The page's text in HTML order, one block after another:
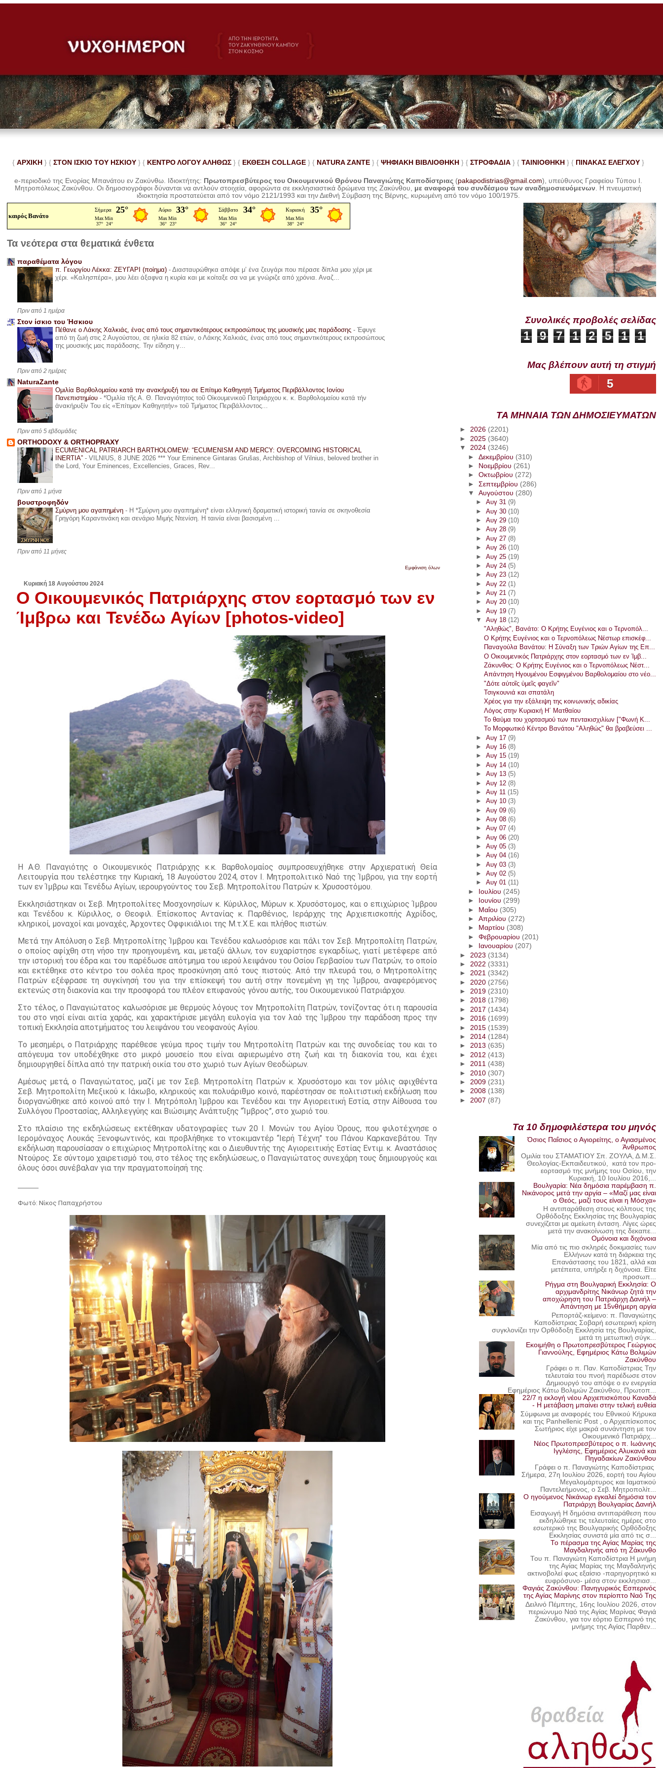
{ ΑΡΧΙΚΗ } { ΣΤΟΝ ΙΣΚΙΟ ΤΟΥ ΗΣΚΙΟΥ } { ΚΕΝΤΡΟ ΛΟΓΟΥ ΑΛΗΘΩΣ } { ΕΚΘΕΣΗ COLLAGE }{ NATURA ZANTE} { ΨΗΦΙΑΚΗ ΒΙΒΛΙΟΘΗΚΗ } { ΣΤΡΟΦΑΔΙΑ } { ΤΑΙΝΙΟΘΗΚΗ } { ΠΙΝΑΚΑΣ ΕΛΕΓΧΟΥ}
e-περιοδικό της Ενορίας Μπανάτου εν Ζακύνθω. Ιδιοκτήτης: Πρωτοπρεσβύτερος του Οικουμενικού Θρόνου Παναγιώτης Καποδίστριας (pakapodistrias@gmail.com), υπεύθυνος Γραφείου Τύπου Ι.
Μητροπόλεως Ζακύνθου.Οι δημοσιογράφοι δύνανται να αντλούν στοιχεία, αφορώντα σε εκκλησιαστικά δρώμενα της Ζακύνθου, με αναφορά του συνδέσμου των αναδημοσιευόμενων . Ηπνευματική
ιδιοκτησία προστατεύεται από τον νόμο 2121/1993 και την Διεθνή Σύμβαση της Βέρνης, κυρωμένη από τον νόμο 100/1975.
καιρός Βανάτο
Τα νεότερα στα θεματικά ένθετα
παραθέματα λόγου
π. Γεωργίου Λέκκα: ΖΕΥΓΑΡΙ (ποίημα) - Διασταυρώθηκα απόψε μ’ ένα ζευγάρι που πέρασε δίπλα μου χέρι με
χέρι. «Καλησπέρα», μου λέει άξαφνα η κυρία και με κοίταξε σα να με γνώριζε από χρόνια. Αναζ...
Πριν από 1 ημέρα
Στον ίσκιο του Ήσκιου
Πέθανε ο Λάκης Χαλκιάς, ένας από τους σημαντικότερους εκπροσώπους της μουσικής μας παράδοσης - Έφυγε
από τη ζωή στις 2 Αυγούστου, σε ηλικία 82 ετών, ο Λάκης Χαλκιάς, ένας από τους σημαντικότερους εκπροσώπους
της μουσικής μας παράδοσης. Την είδηση γ...
Πριν από 2 ημέρες
NaturaZante
Ομιλία Βαρθολομαίου κατά την ανακήρυξή του σε Επίτιμο Καθηγητή Τμήματος Περιβάλλοντος Ιονίου
Πανεπιστημίου - *Ὁμιλία τῆς Α. Θ. Παναγιότητος τοῦ Οἰκουμενικοῦ Πατριάρχου κ. κ. Βαρθολομαίου κατά τήν
ἀνακήρυξίν Του εἰς «Ἐπίτιμον Καθηγητήν» τοῦ Τμήματος Περιβάλλοντος...
Πριν από 5 εβδομάδες
ORTHODOXY & ORTHOPRAXY
ECUMENICAL PATRIARCH BARTHOLOMEW: “ECUMENISM AND MERCY: OVERCOMING HISTORICAL
INERTIA” - VILNIUS, 8 JUNE 2026 *** Your Eminence Gintaras Grušas, Archbishop of Vilnius, beloved brother in
the Lord, Your Eminences, Excellencies, Graces, Rev...
Πριν από 1 μήνα
βουστροφηδόν
Σμύρνη μου αγαπημένη - Η *Σμύρνη μου αγαπημένη* είναι ελληνική δραματική ιστορική ταινία σε σκηνοθεσία
Γρηγόρη Καραντινάκη και σενάριο Μιμής Ντενίση. Η ταινία είναι βασισμένη ...
Πριν από 11 μήνες
Εμφάνιση όλων
Κυριακή 18 Αυγούστου 2024
Ο Οικουμενικός Πατριάρχης στον εορτασμό των εν
Ίμβρω και Τενέδω Αγίων [photos-video]
Η Α.Θ. Παναγιότης ο Οικουμενικός Πατριάρχης κ.κ. Βαρθολομαίος συμπροσευχήθηκε στην Αρχιερατική Θεία
Λειτουργία που τελέστηκε την Κυριακή, 18 Αυγούστου 2024, στον Ι. Μητροπολιτικό Ναό της Ίμβρου, για την εορτή
των εν Ίμβρω και Τενέδω Αγίων, ιερουργούντος του Σεβ. Μητροπολίτου Πατρών κ. Χρυσοστόμου.
Εκκλησιάστηκαν οι Σεβ. Μητροπολίτες Μοσχονησίων κ. Κύριλλος, Μύρων κ. Χρυσόστομος, και ο επιχώριος Ίμβρου
και Τενέδου κ. Κύριλλος, ο Θεοφιλ. Επίσκοπος Αντανίας κ. Παρθένιος, Ιεράρχης της Αρχιεπισκοπής Αχρίδος,
κληρικοί, μοναχοί και μοναχές, Άρχοντες Οφφικιάλιοι της Μ.τ.Χ.Ε. και πλήθος πιστών.
Μετά την Απόλυση ο Σεβ. Μητροπολίτης Ίμβρου και Τενέδου καλωσόρισε και πάλι τον Σεβ. Μητροπολίτη Πατρών,
ο οποίος αφίχθη στη νήσο την προηγουμένη, και, μεταξύ άλλων, τον ευχαρίστησε εγκαρδίως, γιατί μετέφερε από
την ιστορική του έδρα και του παρέδωσε απότμημα του ιερού λειψάνου του Οσίου Γερβασίου των Πατρών, το οποίο
και εκτέθηκε στο κέντρο του σολέα προς προσκύνηση από τους πιστούς. Από την πλευρά του, ο Μητροπολίτης
Πατρών εξέφρασε τη συγκίνησή του για την επίσκεψή του αυτή στην πονεμένη γη της Ίμβρου, αναφερόμενος
εκτενώς στη διακονία και την προσφορά του πλέον επιφανούς γόνου αυτής, του Οικουμενικού Πατριάρχου.
Στο τέλος, ο Παναγιώτατος καλωσόρισε με θερμούς λόγους τον Μητροπολίτη Πατρών, τονίζοντας ότι η παρουσία
του στο νησί είναι αιτία χαράς, και χαρακτήρισε μεγάλη ευλογία για τον λαό της Ίμβρου την παράδοση προς την
τοπική Εκκλησία αποτμήματος του λειψάνου του νεοφανούς Αγίου.
Το μεσημέρι, ο Πατριάρχης παρέθεσε γεύμα προς τιμήν του Μητροπολίτη Πατρών και της συνοδείας του και το
απόγευμα τον υποδέχθηκε στο μικρό μουσείο που είναι αφιερωμένο στη ζωή και τη διακονία του, και έχει
δημιουργηθεί δίπλα από την πατρική οικία του στο χωριό των Αγίων Θεοδώρων.
Αμέσως μετά, ο Παναγιώτατος, μαζί με τον Σεβ. Μητροπολίτη Πατρών κ. Χρυσόστομο και τον μόλις αφιχθέντα
Σεβ. Μητροπολίτη Μεξικού κ. Ιάκωβο, κληρικούς και πολυάριθμο κοινό, παρέστησαν σε πολιτιστική εκδήλωση που
διοργανώθηκε από κοινού από την Ι. Μητρόπολη Ίμβρου και Τενέδου και την Αγιορειτική Εστία, στην Αίθουσα του
Συλλόγου Προστασίας, Αλληλεγγύης και Βιώσιμης Ανάπτυξης “Ίμβρος”, στο χωριό του.
Στο πλαίσιο της εκδηλώσεως εκτέθηκαν υδατογραφίες των 20 Ι. Μονών του Αγίου Όρους, που φιλοτέχνησε ο
Ιερομόναχος Λουκάς Ξενοφωντινός, και προβλήθηκε το ντοκιμαντέρ “Ιερή Τέχνη” του Πάνου Καρκανεβάτου. Την
εκδήλωση παρουσίασαν ο επιχώριος Μητροπολίτης και ο Διευθυντής της Αγιορειτικής Εστίας Εντιμ. κ. Αναστάσιος
Ντούρος. Σε σύντομο χαιρετισμό του, στο τέλος της εκδηλώσεως, ο Παναγιώτατος συνεχάρη τους δημιουργούς και
όλους όσοι συνέβαλαν για την πραγματοποίησή της.
Φωτό: Νίκος Παπαχρήστου
Συνολικές προβολές σελίδας
1 9 7 1 2 5 1 1
Μας βλέπουν αυτή τη στιγμή
5
ΤΑ ΜΗΝΑΙΑ ΤΩΝ ΔΗΜΟΣΙΕΥΜΑΤΩΝ
►2026 (2201)
► 2025 (3640)
▼2024 (3246)
► Δεκεμβρίου (310)
►
Νοεμβρίου (261)
► Οκτωβρίου (272)
► Σεπτεμβρίου (286)
▼ Αυγούστου (280)
► Αυγ 31 (9)
► Αυγ 30 (10)
► Αυγ 29 (10)
► Αυγ 28 (9)
► Αυγ 27 (8)
► Αυγ 26 (10)
► Αυγ 25 (19)
► Αυγ 24 (5)
► Αυγ 23 (12)
► Αυγ 22 (1)
► Αυγ 21 (7)
► Αυγ 20 (10)
► Αυγ 19 (7)
▼ Αυγ 18 (12)
"Αληθώς", Βανάτο: Ο Κρήτης Ευγένιος και ο Τερνοπόλ...
Ο Κρήτης Ευγένιος και ο Τερνοπόλεως Νέστωρ επισκέφ...
Παναγούλα Βανάτου: Η Σύναξη των Τριών Αγίων της Επ...
Ο Οικουμενικός Πατριάρχης στον εορτασμό των εν Ίμβ...
Ζάκυνθος: Ο Κρήτης Ευγένιος και ο Τερνοπόλεως Νέστ...
Απάντηση Ηγουμένου Εσφιγμένου Βαρθολομαίου στο νέο...
"Δότε αὐτοῖς ὑμεῖς φαγεῖν"
Τσιγκουνιά και σπατάλη
Χρέος για την εξάλειψη της κοινωνικής αδικίας
Λόγος στην Κυριακή Η΄ Ματθαίου
Το θαύμα του χορτασμού των πεντακισχιλίων ["Φωνή Κ...
Το Μορφωτικό Κέντρο Βανάτου "Αληθώς" θα βραβεύσει ...
► Αυγ 17 (9)
► Αυγ 16 (8)
► Αυγ 15 (19)
► Αυγ 14 (10)
► Αυγ 13 (5)
► Αυγ 12 (8)
► Αυγ 11 (15)
► Αυγ 10 (3)
► Αυγ 09 (6)
► Αυγ 08 (6)
► Αυγ 07 (4)
► Αυγ 06 (20)
► Αυγ 05 (3)
► Αυγ 04 (16)
► Αυγ 03 (3)
► Αυγ 02 (5)
► Αυγ 01 (11)
►
Ιουλίου (245)
►
Ιουνίου (299)
► Μαΐου (305)
► Απριλίου (272)
►
Μαρτίου (308)
► Φεβρουαρίου (201)
►
Ιανουαρίου (207)
► 2023 (3134)
► 2022 (3331)
►2021 (3342)
► 2020 (2756)
►2019 (2310)
►2018 (1798)
► 2017 (1434)
►2016 (1699)
► 2015 (1539)
►2014 (1284)
►2013 (635)
► 2012 (413)
►2011 (438)
► 2010 (307)
► 2009 (231)
►2008 (138)
► 2007 (87)
Τα 10 δημοφιλέστερα του μηνός
Όσιος Παΐσιος ο Αγιορείτης, ο Αγιασμένος
Άνθρωπος
Ομιλία του ΣΤΑΜΑΤΙΟΥ Σπ. ΖΟΥΛΑ, Δ.Μ.Σ.
Θεολογίας-Εκπαιδευτικού, κατά τον προ-
εορτασμό της μνήμης του Οσίου, την
Κυριακή, 10 Ιουλίου 2016,...
Βουλγαρία: Νέα δημόσια παρέμβαση π.
Νικάνορος μετά την αργία – «Μαζί μας είναι
ο Θεός, μαζί τους είναι η Μόσχα»
Η αντιπαράθεση στους κόλπους της
Ορθόδοξης Εκκλησίας της Βουλγαρίας
συνεχίζεται με αμείωτη ένταση. Λίγες ώρες
μετά την ανακοίνωση της δεκαπε...
Ομόνοια και διχόνοια
Μία από τις πιο σκληρές δοκιμασίες των
Ελλήνων κατά τη διάρκεια της
Επανάστασης του 1821, αλλά και
μετέπειτα, υπήρξε η διχόνοια. Είτε
προσωπ...
Ρήγμα στη Βουλγαρική Εκκλησία: Ο
αρχιμανδρίτης Νικάνωρ ζητά την
αποχώρηση του Πατριάρχη Δανιήλ –
Απάντηση με 15νθήμερη αργία
Ρεπορτάζ-κείμενο: π. Παναγιώτης
Καποδίστριας Σοβαρή εσωτερική κρίση
συγκλονίζει την Ορθόδοξη Εκκλησία της Βουλγαρίας,
μετά τη μετωπική σύγκ...
Εκοιμήθη ο Πρωτοπρεσβύτερος Γεώργιος
Γιαννούλης, Εφημέριος Κάτω Βολιμών
Ζακύνθου
Γράφει ο π. Παν. Καποδίστριας Την
τελευταία του πνοή παρέδωσε στον
Δημιουργό του απόψε ο εν ενεργεία
Εφημέριος Κάτω Βολιμών Ζακύνθου, Πρωτοπ...
22/7 η εκλογή νέου Αρχιεπισκόπου Καναδά
- Η μετάβαση μπαίνει στην τελική ευθεία
Σύμφωνα με αναφορές του Εθνικού Κήρυκα
και της Panhellenic Post , ο Αρχιεπίσκοπος
Σωτήριος είχε μακρά συνάντηση με τον
Οικουμενικό Πατριάρχ...
Νέος Πρωτοπρεσβύτερος ο π. Ιωάννης
Ιγγλέσης, Εφημέριος Αλυκανά και
Πηγαδακίων Ζακύνθου
Γράφει ο π. Παναγιώτης Καποδίστριας
Σήμερα, 27η Ιουλίου 2026, εορτή του Αγίου
Μεγαλομάρτυρος και Ιαματικού
Παντελεήμονος, ο Σεβ. Μητροπολίτ...
Ο ηγούμενος Νικάνωρ εγκαλεί δημόσια τον
Πατριάρχη Βουλγαρίας Δανιήλ
Εισαγωγή Η δημόσια αντιπαράθεση που
εκδηλώθηκε τις τελευταίες ημέρες στο
εσωτερικό της Βουλγαρικής Ορθόδοξης
Εκκλησίας συνιστά μία από τις σ...
Το πέρασμα της Αγίας Μαρίας της
Μαγδαληνής από τη Ζάκυνθο
Του π. Παναγιώτη Καποδίστρια Η μνήμη
της Αγίας Μαρίας της Μαγδαληνής
ακτινοβολεί φως εξαίσιο -παρηγορητικό κι
ευφρόσυνο- μέσα στον εκκλησιασ...
Φαγιάς Ζακύνθου: Πανηγυρικός Εσπερινός
της Αγίας Μαρίνης στον περίοπτο Ναό Της
Δειλινό Πέμπτης, 16ης Ιουλίου 2026, στον
περιώνυμο Ναό της Αγίας Μαρίνας Φαγιά
Ζακύνθου, για τον εόρτιο Εσπερινό της
μνήμης της Αγίας Παρθεν...